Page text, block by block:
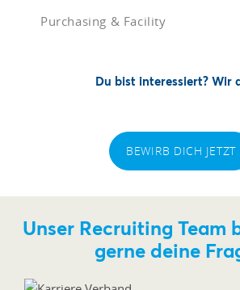
Purchasing & Facility
Du bist interessiert? Wir
BEWIRB DICH JETZT
Unser Recruiting Team
gerne deine